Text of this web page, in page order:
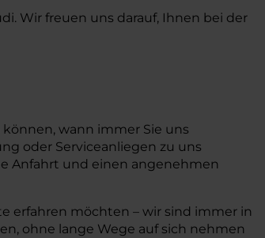
Wir freuen uns darauf, Ihnen bei der
wann immer Sie uns
oder Serviceanliegen zu uns
Anfahrt und einen angenehmen
erfahren möchten – wir sind immer in
ohne lange Wege auf sich nehmen